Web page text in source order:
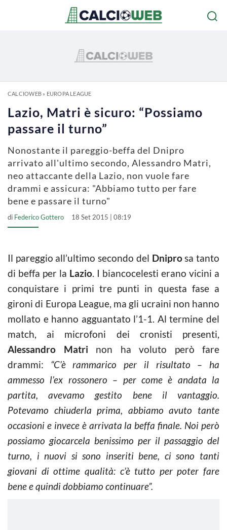
CALCIOWEB» EUROPA LEAGUE
Lazio, Matri è sicuro: “Possiamo
passare il turno”
Nonostante il pareggio-beffa del Dnipro
arrivato all'ultimo secondo, Alessandro Matri,
neo attaccante della Lazio, non vuole fare
drammi e assicura: "Abbiamo tutto per fare
bene e passare il turno"
di Federico Gottero 18 Set 2015 | 08:19
Il pareggio all’ultimo secondo del Dniprosa tanto
di beffa per la Lazio. I biancocelesti erano vicini a
conquistare i primi tre punti in questa fase a
gironi di Europa League, ma gli ucraini non hanno
mollato e hanno agguantato l’1-1. Al termine del
match, ai microfoni dei cronisti presenti,
Alessandro Matri non ha voluto però fare
drammi: “C’è rammarico per il risultato – ha
ammesso l’ex rossonero – per come è andata la
partita, avevamo gestito bene il vantaggio.
Potevamo chiuderla prima, abbiamo avuto tante
occasioni e invece è arrivata la beffa finale. Noi però
possiamo giocarcela benissimo per il passaggio del
turno, i nuovi si sono inseriti bene, ci sono tanti
giovani di ottime qualità: c’è tutto per poter fare
bene e quindi dobbiamo continuare”.